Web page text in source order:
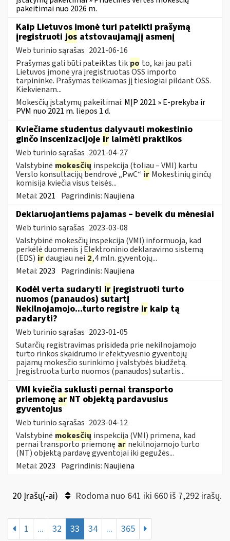
pakeitimai nuo 2026 m.
Kaip Lietuvos įmonė turi pateikti prašymą
įregistruoti jos atstovaujamąjį asmenį
Web turinio sąrašas 2021-06-16
Prašymas gali būti pateiktas tik po to, kai jau pati
Lietuvos įmonė yra įregistruotas OSS importo
tarpininke. Prašymas teikiamas jį tiesiogiai pildant OSS.
Kiekvienam...
Mokesčių įstatymų pakeitimai: MĮP 2021 » E-prekyba ir
PVM nuo 2021 m. liepos 1 d.
Kviečiame studentus dalyvauti mokestinio
ginčo inscenizacijoje ir laimėti praktikos
Web turinio sąrašas 2021-04-27
Valstybinė mokesčių inspekcija (toliau – VMI) kartu
Verslo konsultacijų bendrovė „PwC“ ir Mokestinių ginčų
komisija kviečia visus teisės...
Metai: 2021 Pagrindinis: Naujiena
Deklaruojantiems pajamas – beveik du mėnesiai
Web turinio sąrašas 2023-03-08
Valstybinė mokesčių inspekcija (VMI) informuoja, kad
perkėlė duomenis į Elektroninio deklaravimo sistemą
(EDS) irdaugiau nei 2,4 mln. gyventojų...
Metai: 2023 Pagrindinis: Naujiena
Kodėl verta sudaryti ir įregistruoti turto
nuomos (panaudos) sutartį
Nekilnojamojo...turto registre ir kaip tą
padaryti?
Web turinio sąrašas 2023-01-05
Sutarčių registravimas prisideda prie nekilnojamojo
turto rinkos skaidrumo ir efektyvesnio gyventojų
pajamų mokesčio surinkimo į valstybės biudžetą.
Įregistruota turto nuomos (panaudos) sutartis...
VMI kviečia suklusti pernai transporto
priemonę ar NT objektą pardavusius
gyventojus
Web turinio sąrašas 2023-04-12
Valstybinė mokesčių inspekcija (VMI) primena, kad
pernai transporto priemonę ar nekilnojamojo turto
(NT) objektą pardavę gyventojai iki gegužės...
Metai: 2023 Pagrindinis: Naujiena
20 Įrašų(-ai) Rodoma nuo 641 iki 660 iš 7,292 irašų.
1 ... 32 33 34 ... 365